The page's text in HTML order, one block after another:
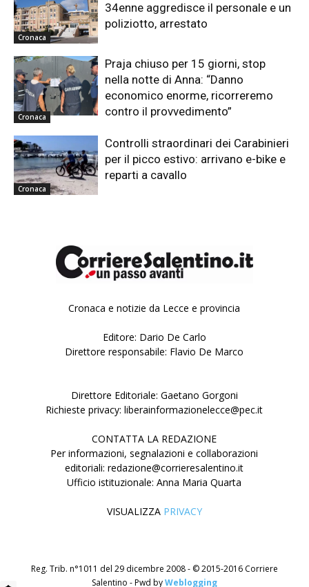
Cronaca
34enne aggredisce il personale e un
poliziotto, arrestato
Cronaca
Praja chiuso per 15 giorni, stop
nella notte di Anna: “Danno
economico enorme, ricorreremo
contro il provvedimento”
Cronaca
Controlli straordinari dei Carabinieri
per il picco estivo: arrivano e-bike e
reparti a cavallo
Cronaca e notizie da Lecce e provincia
Editore: Dario De Carlo
Direttore responsabile: Flavio De Marco
Direttore Editoriale: Gaetano Gorgoni
Richieste privacy: liberainformazionelecce@pec.it
CONTATTA LA REDAZIONE
Per informazioni, segnalazioni e collaborazioni
editoriali: redazione@corrieresalentino.it
Ufficio istituzionale: Anna Maria Quarta
VISUALIZZA PRIVACY
Reg. Trib. n°1011 del 29 dicembre 2008 - © 2015-2016 Corriere
Salentino - Pwd byWeblogging